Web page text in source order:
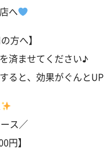
へ
方へ】
済ませてください♪
ると、効果がぐんとUP
ス／
円】